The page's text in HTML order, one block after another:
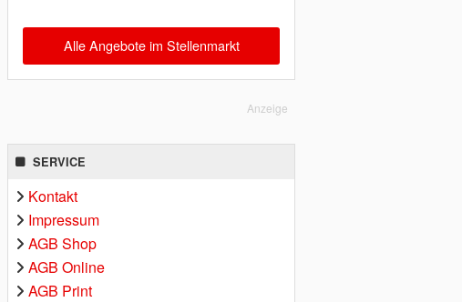
Alle Angebote im Stellenmarkt
Anzeige
SERVICE
Kontakt
Impressum
AGB Shop
AGB Online
AGB Print